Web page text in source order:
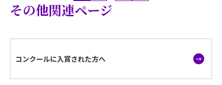
その他関連ページ
コンクールに入賞された方へ